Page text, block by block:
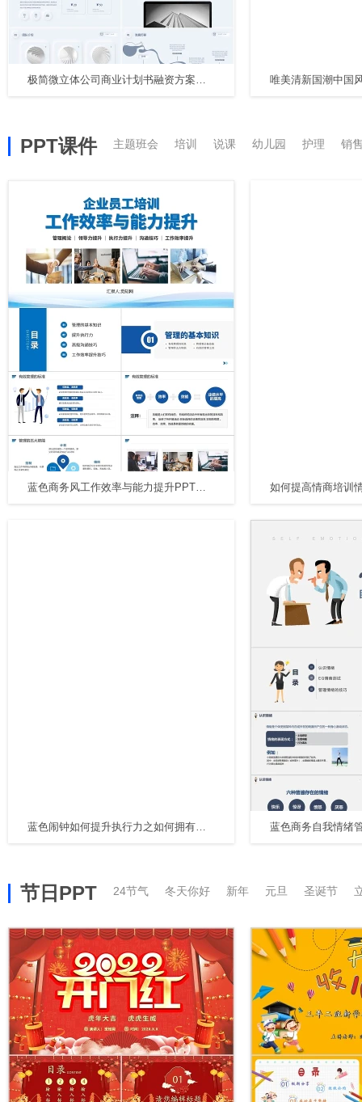
极简微立体公司商业计划书融资方案创业规划PPT模板
PPT课件 主题班会 培训 说课 幼儿园 护理 销
蓝色商务风工作效率与能力提升PPT模板
蓝色闹钟如何提升执行力之如何拥有高效的执行力课件PPT模板
节日PPT 24节气 冬天你好 新年 元旦 圣诞节